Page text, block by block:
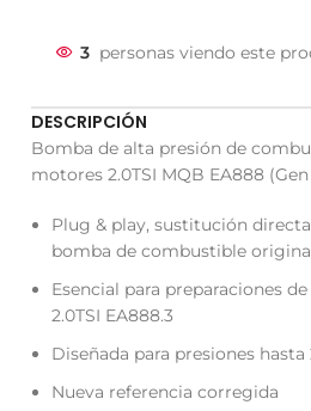
3 personas viendo este
DESCRIPCIÓN
Bomba de alta presión de
motores 2.0TSI MQB EA888 (Gen
Plug & play, sustitución
bomba de combustible
Esencial para preparaciones
2.0TSI EA888.3
Diseñada para presiones hasta
Nueva referencia corregida